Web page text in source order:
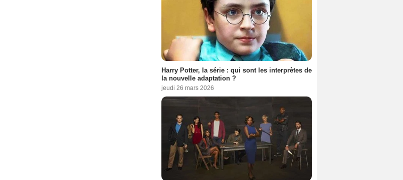
Harry Potter, la série : qui sont les interprètes de
la nouvelle adaptation ?
jeudi 26 mars 2026